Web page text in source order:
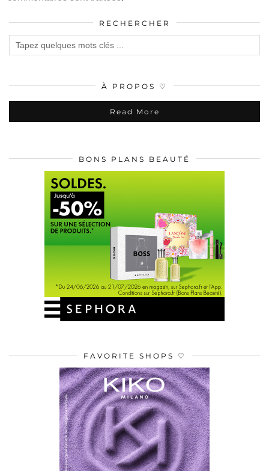
RECHERCHER
À PROPOS ♡
Read More
BONS PLANS BEAUTÉ
FAVORITE SHOPS ♡